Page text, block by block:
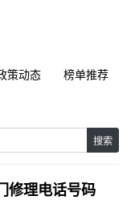
策动态
榜单推荐
搜索
修理电话号码